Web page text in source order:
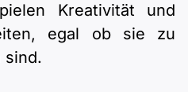
Kreativität und
egal ob sie zu
sind.